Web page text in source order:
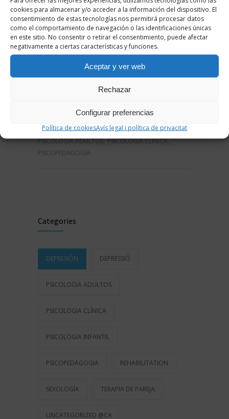
cookies para almacenar y/o acceder a la información del dispositivo. El
consentimiento de estas tecnologías nos permitirá procesar datos
como el comportamiento de navegación o las identificaciones únicas
en este sitio. No consentir o retirar el consentimiento, puede afectar
negativamente a ciertas características y funciones.
Aceptar y ver web
Rechazar
Configurar preferencias
Política de cookiesAvís legal i política de privacitat
temps
Article publicat per Anna Ruiz Soler, psicòloga
clínica de Clavé psicopedagogs. La depressió és
físic que fa que tot et suposi un esforç i et cansis
Acabes creient que no pots fer res i que mai
GINER DEPRESIÓN, DEPRESSIÓ,
PSICOLOGIA ADULTOS, PSICOLOGIA CLÍNICA,
PSICOPEDAGOGIA
Categories
DEPRESIÓN DEPRESSIÓ
PSICOLOGIA ADULTOS
PSICOLOGIA CLÍNICA
PSICOLOGIA INFANTIL
PSICOPEDAGOGIA REHABILITATION
SEXOLOGÍA TERAPIA DE PAREJA
UNCATEGORIZED @CA